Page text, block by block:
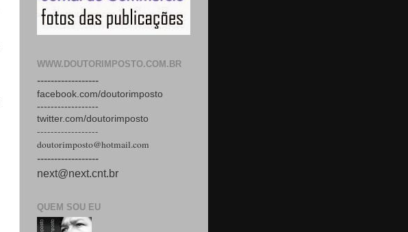
WWW.DOUTORIMPOSTO.COM.BR
------------------
facebook.com/doutorimposto
------------------
twitter.com/doutorimposto
------------------
doutorimposto@hotmail.com
------------------
next@next.cnt.br
QUEM SOU EU